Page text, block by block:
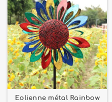
Eolienne métal Rainbow